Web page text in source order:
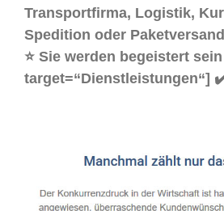
Transportfirma, Logistik,
Spedition oder
⭐ Sie werden begeistert
target=“Dienstleistungen“]